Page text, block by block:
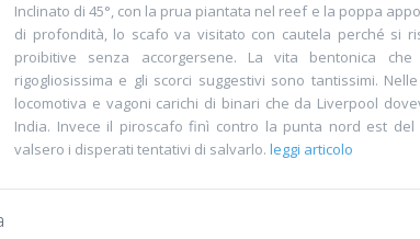
Inclinato di 45°, con la prua piantata nel reef e la poppa
di profondità, lo scafo va visitato con cautela perché si
proibitive senza accorgersene. La vita bentonica
rigogliosissima e gli scorci suggestivi sono tantissimi.
locomotiva e vagoni carichi di binari che da Liverpool
India. Invece il piroscafo finì contro la punta nord est
valsero i disperati tentativi di salvarlo. leggi articolo